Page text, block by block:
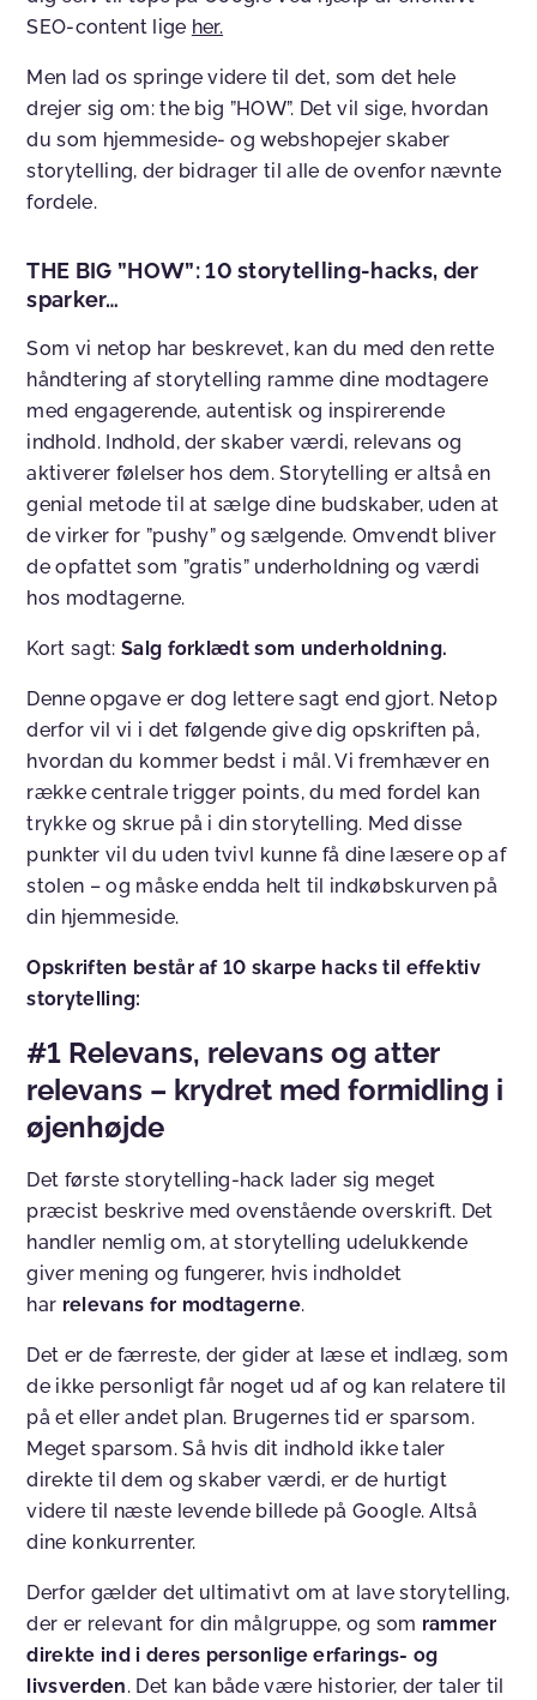
SEO-content lige her.
Men lad os springe videre til det, som det hele
drejer sig om: the big ”HOW”. Det vil sige, hvordan
du som hjemmeside- og webshopejer skaber
storytelling, der bidrager til alle de ovenfor nævnte
fordele.
THE BIG ”HOW”: 10 storytelling-hacks, der
sparker…
Som vi netop har beskrevet, kan du med den rette
håndtering af storytelling ramme dine modtagere
med engagerende, autentisk og inspirerende
indhold. Indhold, der skaber værdi, relevans og
aktiverer følelser hos dem. Storytelling er altså en
genial metode til at sælge dine budskaber, uden at
de virker for ”pushy” og sælgende. Omvendt bliver
de opfattet som ”gratis” underholdning og værdi
hos modtagerne.
Kort sagt: Salg forklædt som underholdning.
Denne opgave er dog lettere sagt end gjort. Netop
derfor vil vi i det følgende give dig opskriften på,
hvordan du kommer bedst i mål. Vi fremhæver en
række centrale trigger points, du med fordel kan
trykke og skrue på i din storytelling. Med disse
punkter vil du uden tvivl kunne få dine læsere op af
stolen – og måske endda helt til indkøbskurven på
din hjemmeside.
Opskriften består af 10 skarpe hacks til effektiv
storytelling:
#1 Relevans, relevans og atter
relevans – krydret med formidling i
øjenhøjde
Det første storytelling-hack lader sig meget
præcist beskrive med ovenstående overskrift. Det
handler nemlig om, at storytelling udelukkende
giver mening og fungerer, hvis indholdet
har relevans for modtagerne.
Det er de færreste, der gider at læse et indlæg, som
de ikke personligt får noget ud af og kan relatere til
på et eller andet plan. Brugernes tid er sparsom.
Meget sparsom. Så hvis dit indhold ikke taler
direkte til dem og skaber værdi, er de hurtigt
videre til næste levende billede på Google. Altså
dine konkurrenter.
Derfor gælder det ultimativt om at lave storytelling,
der er relevant for din målgruppe, og som rammer
direkte ind i deres personlige erfarings- og
livsverden. Det kan både være historier, der taler til